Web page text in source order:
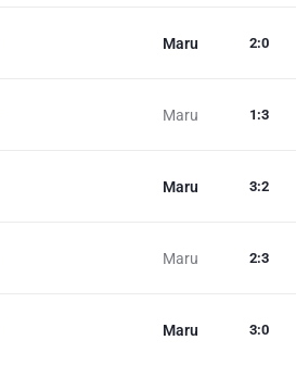
Maru 2:0
Maru 1 :3
Maru 3:2
Maru 2:3
Maru 3:0